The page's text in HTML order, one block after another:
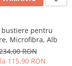
bustiere pentru
Microfibra, Alb
RON
115,90 RON